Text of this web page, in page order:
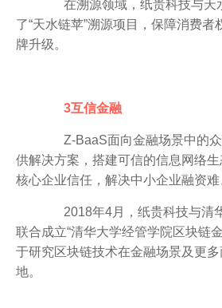
在溯源领域，纸贵科技与天
了“天水链苹”溯源项目，保障消费者
牌升级。
3互信金融
Z-BaaS面向金融场景中的众
供解决方案，搭建可信的信息网络
核心企业信任，解决中小企业融资难
2018年4月，纸贵科技与清
联合成立“清华大学经管学院区块链
于研究区块链技术在金融场景及更
地。